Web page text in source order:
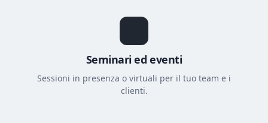
Seminari ed eventi
Sessioni in presenza o virtuali per il tuo team e i
clienti.